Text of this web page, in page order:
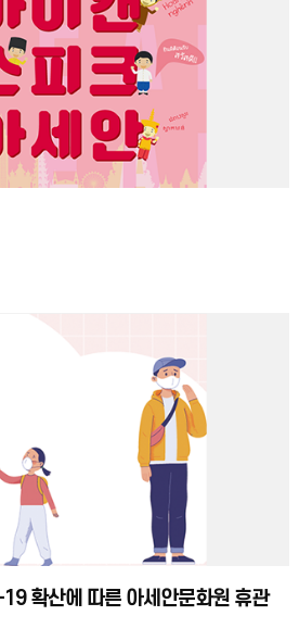
확산에 따른 아세안문화원 휴관